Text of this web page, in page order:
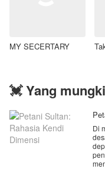
MY SECERTARY
💓 Yang
Di